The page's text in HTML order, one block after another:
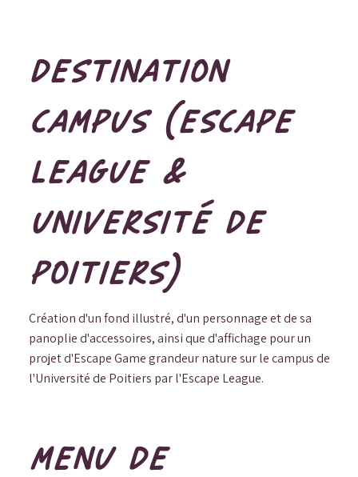
DESTINATION
CAMPUS (ESCAPE
LEAGUE &
UNIVERSITÉ DE
POITIERS)
Création d'un fond illustré, d'un personnage et de sa
panoplie d'accessoires, ainsi que d'affichage pour un
projet d'Escape Game grandeur nature sur le campus de
l'Université de Poitiers par l'Escape League.
MENU DE